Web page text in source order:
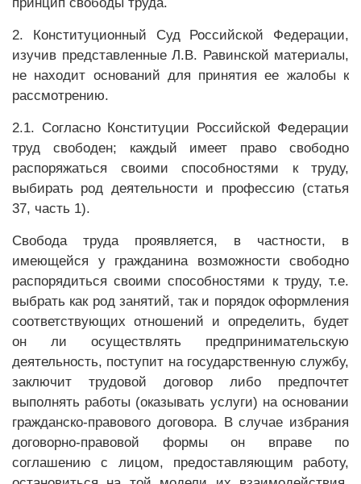
2. Конституционный Суд Российской Федерации,
изучив представленные Л.В. Равинской материалы,
не находит оснований для принятия ее жалобы к
рассмотрению.
2.1. Согласно Конституции Российской Федерации
труд свободен; каждый имеет право свободно
распоряжаться своими способностями к труду,
выбирать род деятельности и профессию (статья
37, часть 1).
Свобода труда проявляется, в частности, в
имеющейся у гражданина возможности свободно
распорядиться своими способностями к труду, т.е.
выбрать как род занятий, так и порядок оформления
соответствующих отношений и определить, будет
он ли осуществлять предпринимательскую
деятельность, поступит на государственную службу,
заключит трудовой договор либо предпочтет
выполнять работы (оказывать услуги) на основании
гражданско-правового договора. В случае избрания
договорно-правовой формы он вправе по
соглашению с лицом, предоставляющим работу,